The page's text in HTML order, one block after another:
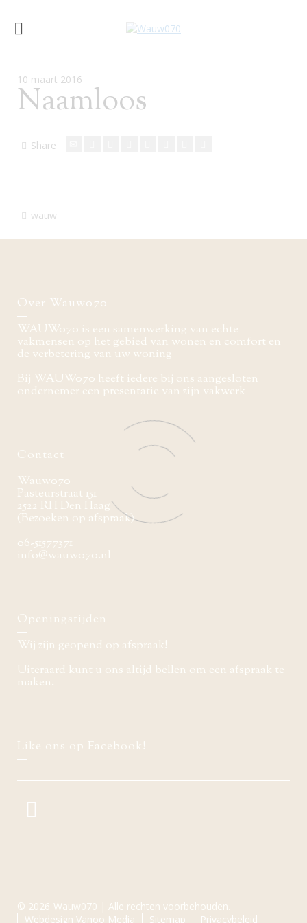
10 maart 2016
Naamloos
Share
wauw
Over Wauw070
WAUW070 is een samenwerking van echte
vakmensen op het gebied van wonen en comfort en
de verbetering van uw woning
Bij WAUW070 heeft iedere bij ons aangesloten
ondernemer een presentatie van zijn vakwerk
Contact
Wauw070
Pasteurstraat 151
2522 RH Den Haag
(Bezoeken op afspraak)
06-51577371
info@wauw070.nl
Openingstijden
Wij zijn geopend op afspraak!
Uiteraard kunt u ons altijd bellen om een afspraak te
maken.
Like ons op Facebook!
© 2026 Wauw070 | Alle rechten voorbehouden.
Webdesign Vanoo Media
Sitemap Privacybeleid